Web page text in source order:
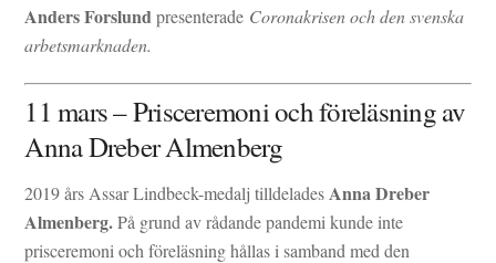
Anders Forslundpresenterade Coronakrisen och den svenska
arbetsmarknaden.
11 mars – Prisceremoni och föreläsning av
Anna Dreber Almenberg
2019 års Assar Lindbeck-medalj tilldelades Anna Dreber
Almenberg.På grund av rådande pandemi kunde inte
prisceremoni och föreläsning hållas i samband med den